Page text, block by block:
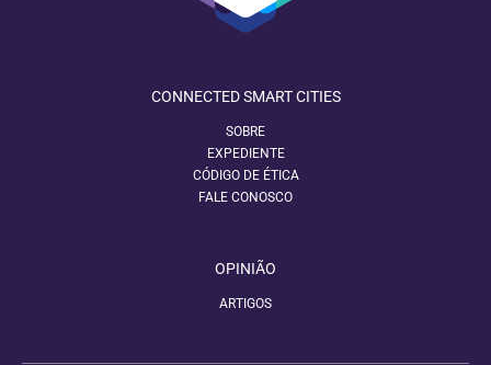
CONNECTED SMART CITIES
SOBRE
EXPEDIENTE
CÓDIGO DE ÉTICA
FALE CONOSCO
OPINIÃO
ARTIGOS